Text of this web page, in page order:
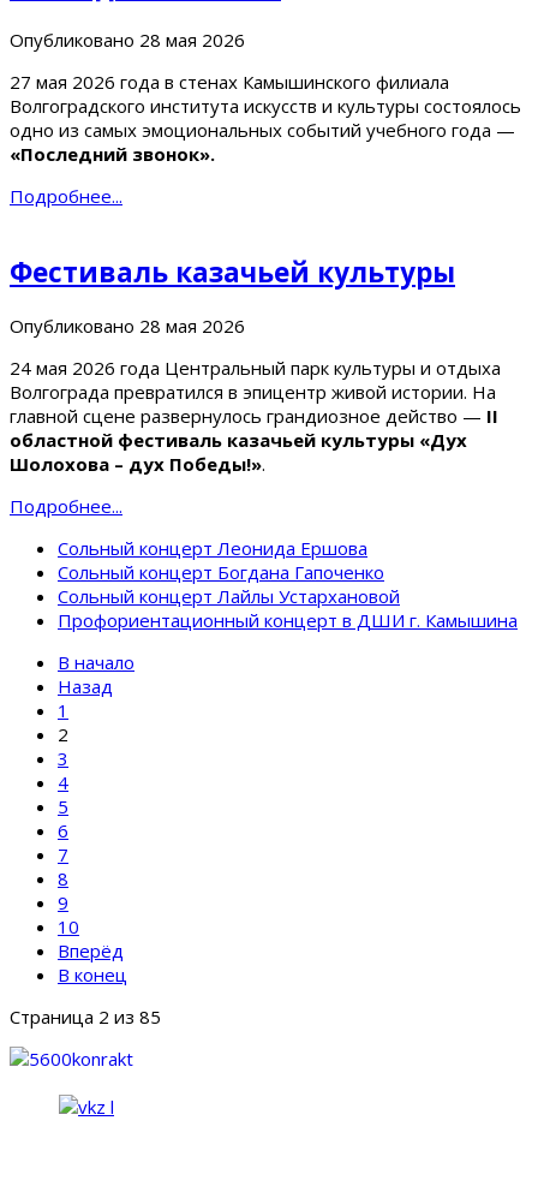
Опубликовано 28 мая 2026
27 мая 2026 года в стенах Камышинского филиала
Волгоградского института искусств и культуры состоялось
одно из самых эмоциональных событий учебного года —
«Последний звонок».
Подробнее...
Фестиваль казачьей культуры
Опубликовано 28 мая 2026
24 мая 2026 года Центральный парк культуры и отдыха
Волгограда превратился в эпицентр живой истории. На
главной сцене развернулось грандиозное действо — II
областной фестиваль казачьей культуры «Дух
Шолохова – дух Победы!».
Подробнее...
Сольный концерт Леонида Ершова
Сольный концерт Богдана Гапоченко
Сольный концерт Лайлы Устархановой
Профориентационный концерт в ДШИ г. Камышина
В начало
Назад
1
2
3
4
5
6
7
8
9
10
Вперёд
В конец
Страница 2 из 85